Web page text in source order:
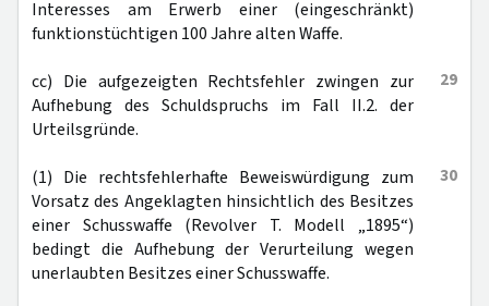
Interesses am Erwerb einer (eingeschränkt)
funktionstüchtigen 100 Jahre alten Waffe.
29
cc) Die aufgezeigten Rechtsfehler zwingen zur
Aufhebung des Schuldspruchs im Fall II.2. der
Urteilsgründe.
30
(1) Die rechtsfehlerhafte Beweiswürdigung zum
Vorsatz des Angeklagten hinsichtlich des Besitzes
einer Schusswaffe (Revolver T. Modell „1895“)
bedingt die Aufhebung der Verurteilung wegen
unerlaubten Besitzes einer Schusswaffe.